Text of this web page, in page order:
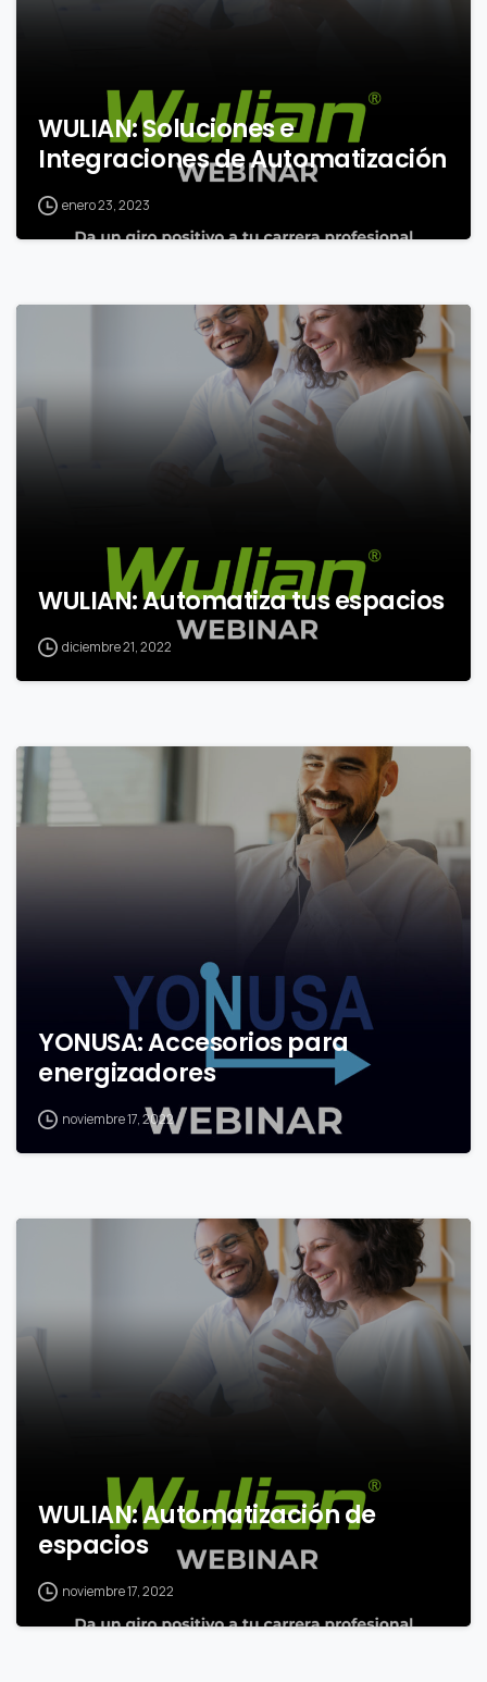
WULIAN: Soluciones e
Integraciones de Automatización
enero 23, 2023
WULIAN: Automatiza tus espacios
diciembre 21, 2022
YONUSA: Accesorios para
energizadores
noviembre 17, 2022
0
WULIAN: Automatización de
espacios
noviembre 17, 2022